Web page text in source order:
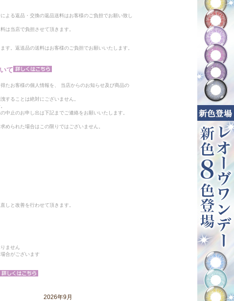
よる返品・交換の返品送料はお客様のご負担でお願い致し
は当店で負担させて頂きます。
す。返送品の送料はお客様のご負担でお願いいたします。
て
たお客様の個人情報を、 当店からのお知らせ及び商品の
することは絶対にございません。
中止のお申し出は下記までご連絡をお願いいたします。
められた場合はこの限りではございません。
しと改善を行わせて頂きます。
ません
合がございます
2026年9月